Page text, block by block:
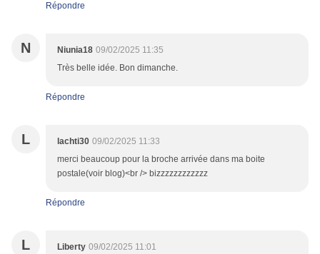
Répondre
N Niunia18 09/02/2025 11:35
Très belle idée. Bon dimanche.
Répondre
L lachti30 09/02/2025 11:33
merci beaucoup pour la broche arrivée dans ma boite
postale(voir blog)<br /> bizzzzzzzzzzzz
Répondre
L Liberty 09/02/2025 11:01